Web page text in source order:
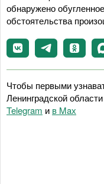
обнаружено
обстоятельства
Чтобы первыми
Ленинградской
Telegram и в Maх